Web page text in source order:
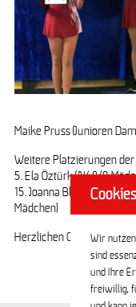
Maike Pruss (Junioren
Weitere Platzierungen
5. Ela Öztürk (AK 8/9
15. Joanna Block, 16.
Mädchen)
Herzlichen Glückwunsch
Cookies
Wir
sind
und Ihre
freiwillig,